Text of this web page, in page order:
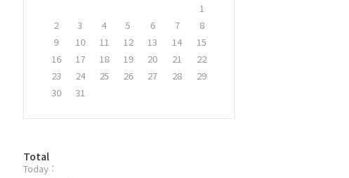
1
2
3 4 5 6 7
8
9
10 11 12 13 14
15
16
17 18 19 20 21
22
23
24 25 26 27 28
29
30
31
방
문
Total
Today :